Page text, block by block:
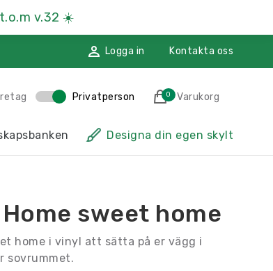
v.32 ☀️
Logga in Kontakta oss
Privatperson 0 Varukorg
Till kassan
Återvinningsskyltar
Designa din egen skylt
sweet home
home i vinyl att sätta på er vägg i
sovrummet.